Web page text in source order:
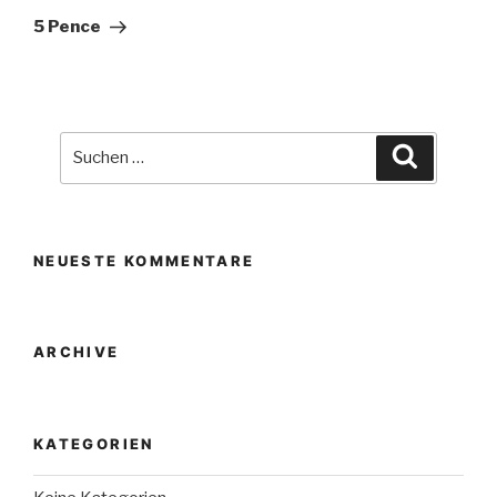
Beitrag
5 Pence
NEUESTE KOMMENTARE
ARCHIVE
KATEGORIEN